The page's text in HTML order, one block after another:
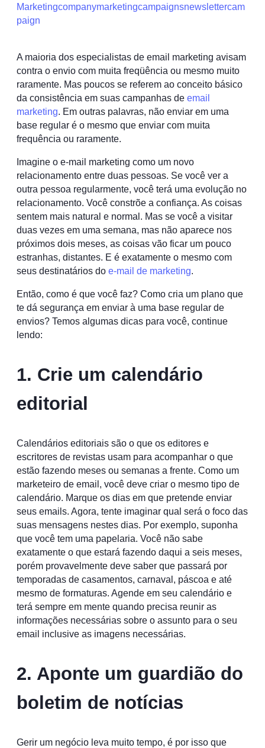
Marketingcompanymarketingcampaignsnewslettercam
paign
A maioria dos especialistas de email marketing avisam
contra o envio com muita freqüência ou mesmo muito
raramente. Mas poucos se referem ao conceito básico
da consistência em suas campanhas de email
marketing. Em outras palavras, não enviar em uma
base regular é o mesmo que enviar com muita
frequência ou raramente.
Imagine o e-mail marketing como um novo
relacionamento entre duas pessoas. Se você ver a
outra pessoa regularmente, você terá uma evolução no
relacionamento. Você constrõe a confiança. As coisas
sentem mais natural e normal. Mas se você a visitar
duas vezes em uma semana, mas não aparece nos
próximos dois meses, as coisas vão ficar um pouco
estranhas, distantes. E é exatamente o mesmo com
seus destinatários do e-mail de marketing.
Então, como é que você faz? Como cria um plano que
te dá segurança em enviar à uma base regular de
envios? Temos algumas dicas para você, continue
lendo:
1. Crie um calendário
editorial
Calendários editoriais são o que os editores e
escritores de revistas usam para acompanhar o que
estão fazendo meses ou semanas a frente. Como um
marketeiro de email, você deve criar o mesmo tipo de
calendário. Marque os dias em que pretende enviar
seus emails. Agora, tente imaginar qual será o foco das
suas mensagens nestes dias. Por exemplo, suponha
que você tem uma papelaria. Você não sabe
exatamente o que estará fazendo daqui a seis meses,
porém provavelmente deve saber que passará por
temporadas de casamentos, carnaval, páscoa e até
mesmo de formaturas. Agende em seu calendário e
terá sempre em mente quando precisa reunir as
informações necessárias sobre o assunto para o seu
email inclusive as imagens necessárias.
2. Aponte um guardião do
boletim de notícias
Gerir um negócio leva muito tempo, é por isso que